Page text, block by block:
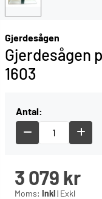
Gjerdesågen
Gjerdesågen
1603
Antal:
3 079 kr
Moms: Inkl| Exkl